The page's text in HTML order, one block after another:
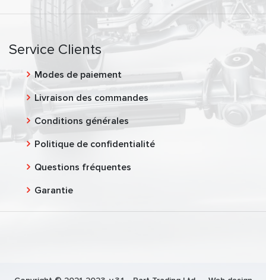
Service Clients
Modes de paiement
Livraison des commandes
Conditions générales
Politique de confidentialité
Questions fréquentes
Garantie